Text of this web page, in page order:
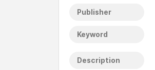
Publisher
Keyword
Description